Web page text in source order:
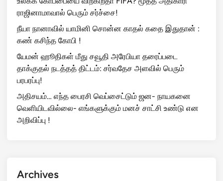
ராஜினாமாவால் பெரும் சர்ச்சை!
நீயா நானாவில் யாமினி சொன்ன காதல் கதை இதுதான் :
கண் கசிந்த கோபி !
யேமன் ஹூதிகள் மீது சவூதி அரேபியா தரைப்படை
தாக்குதல் நடத்தத் திட்டம்: சர்வதேச அளவில் பெரும்
பரபரப்பு!
அதிசயம்… எந்த பைரசி வெப்சைட்டும் ஜன- நாயகனை
வெளியிடவில்லை- எங்களுக்கும் மனச் சாட்சி உண்டு என
அறிவிப்பு !
Archives